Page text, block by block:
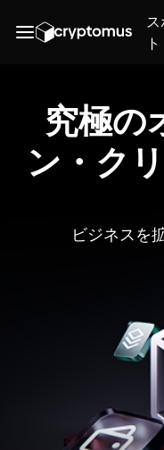
ス
ト
究極の
ン・ク
ビジネスを